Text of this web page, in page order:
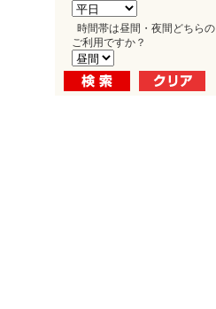
時間帯は昼間・夜間どちらの
ご利用ですか？